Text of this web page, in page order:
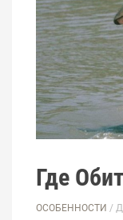
Где
ОСОБЕННОСТИ /